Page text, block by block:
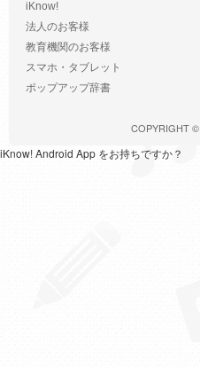
iKnow!
法人のお客様
教育機関のお客様
スマホ・タブレット
ポップアップ辞書
COPYRIGHT ©
iKnow! Android App をお持ちですか？